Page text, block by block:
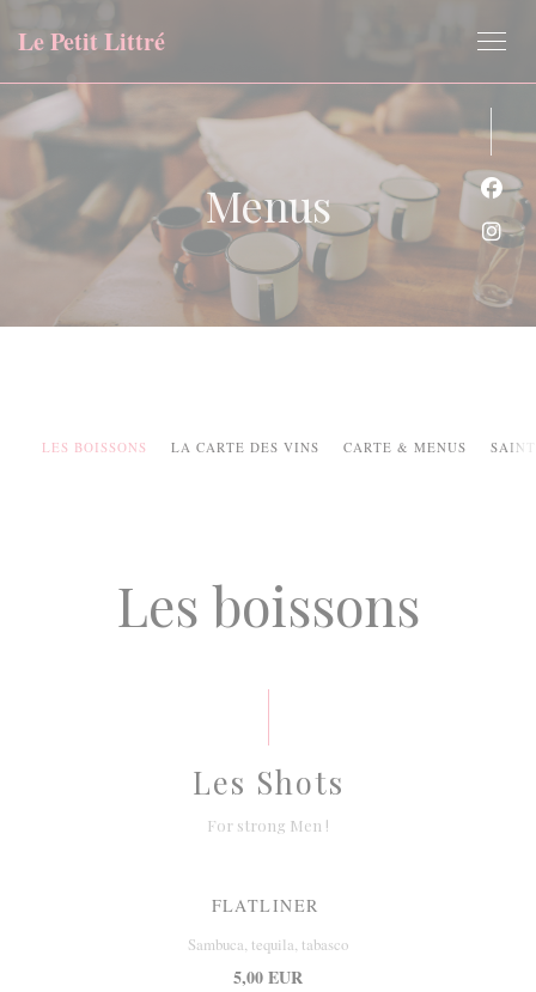
Le Petit Littré
Menus
LES BOISSONS LA CARTE DES VINS CARTE & MENUS
Les boissons
Les Shots
For strong Men !
FLATLINER
Sambuca, tequila, tabasco
5,00 EUR